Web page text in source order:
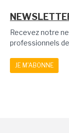
Recevez notre
professionnels
JE M'ABONNE